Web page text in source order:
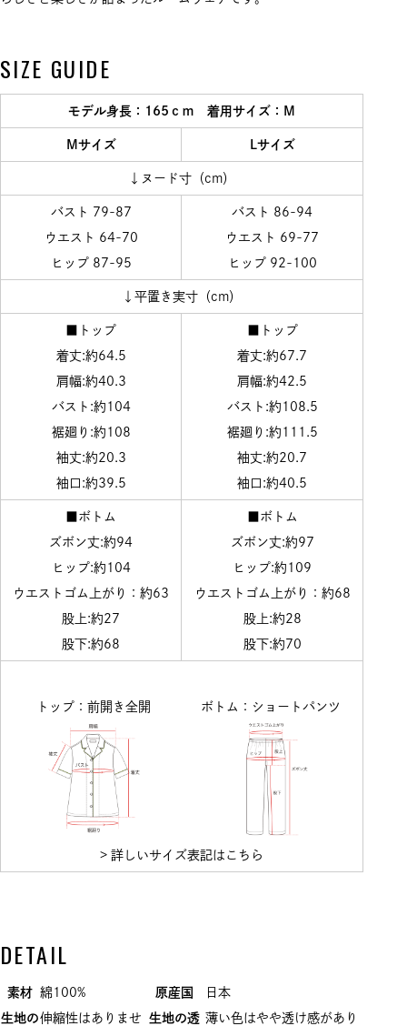
SIZE GUIDE
モデル身長：165ｃｍ 着用サイズ：M
Mサイズ Lサイズ
↓ヌード寸（cm）
バスト 79-87
ウエスト 64-70
ヒップ 87-95
バスト 86-94
ウエスト 69-77
ヒップ 92-100
↓平置き実寸（cm）
■トップ
着丈:約64.5
肩幅:約40.3
バスト:約104
裾廻り:約108
袖丈:約20.3
袖口:約39.5
■トップ
着丈:約67.7
肩幅:約42.5
バスト:約108.5
裾廻り:約111.5
袖丈:約20.7
袖口:約40.5
■ボトム
ズボン丈:約94
ヒップ:約104
ウエストゴム上がり：約63
股上:約27
股下:約68
■ボトム
ズボン丈:約97
ヒップ:約109
ウエストゴム上がり：約68
股上:約28
股下:約70
トップ：前開き全開 ボトム：ショートパンツ
> 詳しいサイズ表記はこちら
DETAIL
素材 綿100% 原産国
日本
生地の伸縮性はありませ
生地の透 薄い色はやや透け感があり